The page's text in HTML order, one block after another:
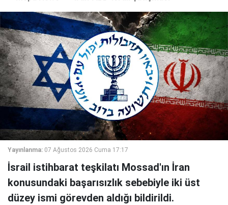
Yayınlanma: 07 Ağustos 2026 Cuma 17:17
İsrail istihbarat teşkilatı Mossad'ın İran
konusundaki başarısızlık sebebiyle iki üst
düzey ismi görevden aldığı bildirildi.